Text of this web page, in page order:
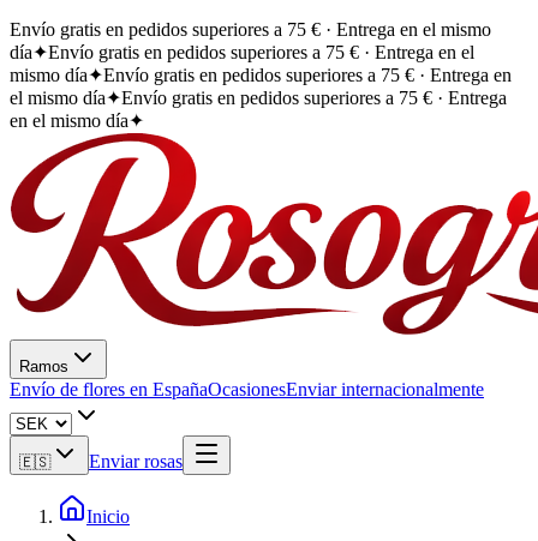
Envío gratis en pedidos superiores a 75 € · Entrega en el mismo
día✦Envío gratis en pedidos superiores a 75 € · Entrega en el
mismo día✦Envío gratis en pedidos superiores a 75 € · Entrega en
el mismo día✦Envío gratis en pedidos superiores a 75 € · Entrega
en el mismo día✦
Ramos
Envío de flores en EspañaOcasionesEnviar internacionalmente
🇪🇸 Enviar rosas
Inicio